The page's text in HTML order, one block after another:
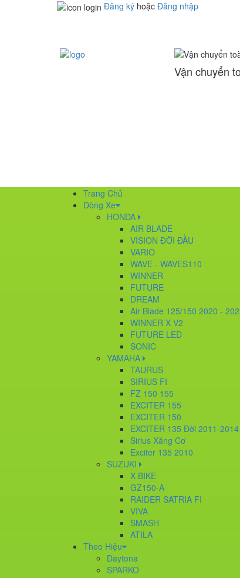
Đăng ký hoặc Đăng nhập
Vận chuyển
Trang Chủ
Dòng Xe
HONDA
AIR BLADE
VISION ĐỜI ĐẦU
VARIO
WAVE - WAVES110
WINNER
FUTURE
DREAM
Air Blade 125/150 2020 -
WINNER X V2
FUTURE LED
SONIC
YAMAHA
TAURUS
SIRIUS FI
FZ 150 155
EXCITER 155
EXCITER 150
EXCITER 135 Đời 2011-2014
Sirius Xăng Cơ
Exciter 135 2010
SUZUKI
X BIKE
GZ150-A
RAIDER SATRIA FI
VIVA
SMASH
ATILA
Theo Hiệu
Daytona
SPARKO